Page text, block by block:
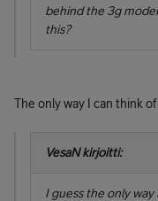
behind the 3g
this?
The only way I can think of
VesaN kirjoitti:
I guess the only